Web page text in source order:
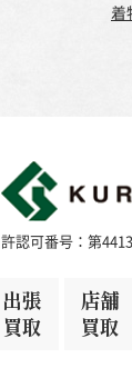
着
許認可番号：第
出張
買取
店舗
買取